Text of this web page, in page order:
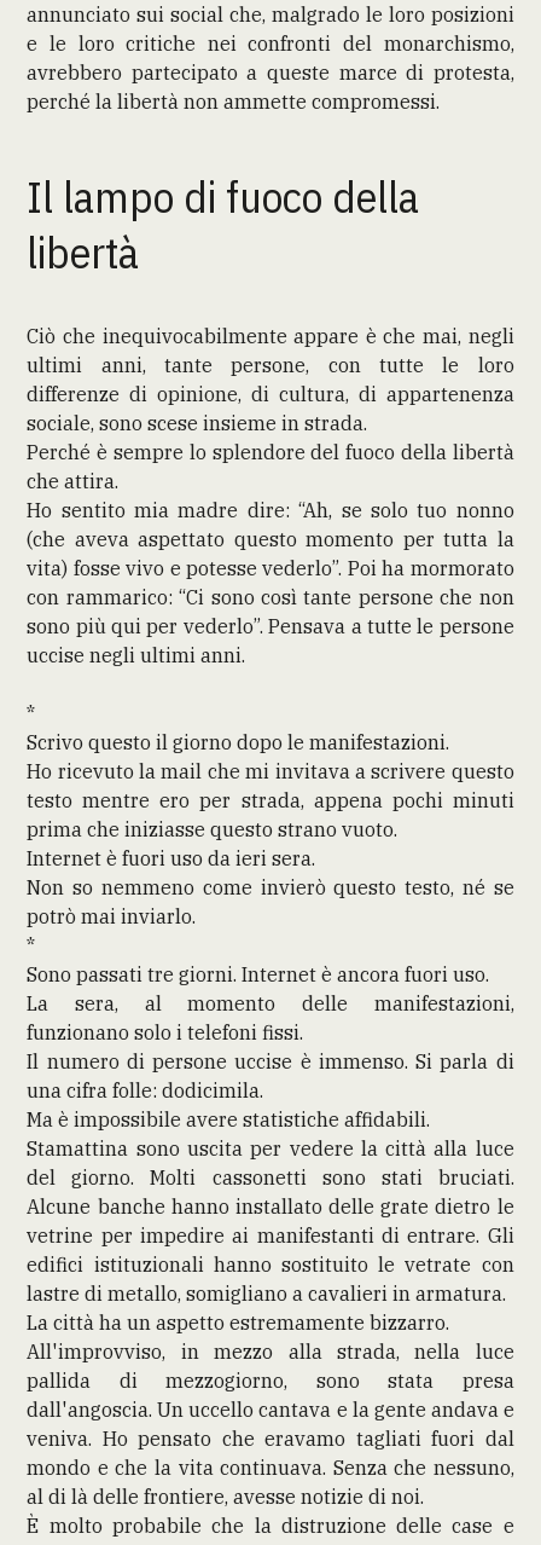
annunciato sui social che, malgrado le loro posizioni
e le loro critiche nei confronti del monarchismo,
avrebbero partecipato a queste marce di protesta,
perché la libertà non ammette compromessi.
Il lampo di fuoco della
libertà
Ciò che inequivocabilmente appare è che mai, negli
ultimi anni, tante persone, con tutte le loro
differenze di opinione, di cultura, di appartenenza
sociale, sono scese insieme in strada.
Perché è sempre lo splendore del fuoco della libertà
che attira.
Ho sentito mia madre dire: “Ah, se solo tuo nonno
(che aveva aspettato questo momento per tutta la
vita) fosse vivo e potesse vederlo”. Poi ha mormorato
con rammarico: “Ci sono così tante persone che non
sono più qui per vederlo”. Pensava a tutte le persone
uccise negli ultimi anni.
*
Scrivo questo il giorno dopo le manifestazioni.
Ho ricevuto la mail che mi invitava a scrivere questo
testo mentre ero per strada, appena pochi minuti
prima che iniziasse questo strano vuoto.
Internet è fuori uso da ieri sera.
Non so nemmeno come invierò questo testo, né se
potrò mai inviarlo.
*
Sono passati tre giorni. Internet è ancora fuori uso.
La sera, al momento delle manifestazioni,
funzionano solo i telefoni fissi.
Il numero di persone uccise è immenso. Si parla di
una cifra folle: dodicimila.
Ma è impossibile avere statistiche affidabili.
Stamattina sono uscita per vedere la città alla luce
del giorno. Molti cassonetti sono stati bruciati.
Alcune banche hanno installato delle grate dietro le
vetrine per impedire ai manifestanti di entrare. Gli
edifici istituzionali hanno sostituito le vetrate con
lastre di metallo, somigliano a cavalieri in armatura.
La città ha un aspetto estremamente bizzarro.
All'improvviso, in mezzo alla strada, nella luce
pallida di mezzogiorno, sono stata presa
dall'angoscia. Un uccello cantava e la gente andava e
veniva. Ho pensato che eravamo tagliati fuori dal
mondo e che la vita continuava. Senza che nessuno,
al di là delle frontiere, avesse notizie di noi.
È molto probabile che la distruzione delle case e